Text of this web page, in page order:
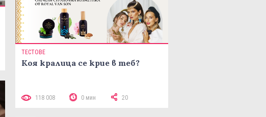
ТЕСТОВЕ
Коя кралица се крие в теб?
118 008 0 мин 20